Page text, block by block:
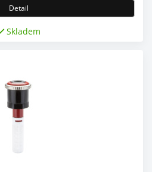
Detail
Skladem